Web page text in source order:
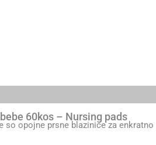
60kos – Nursing pads
so opojne prsne blazinice za